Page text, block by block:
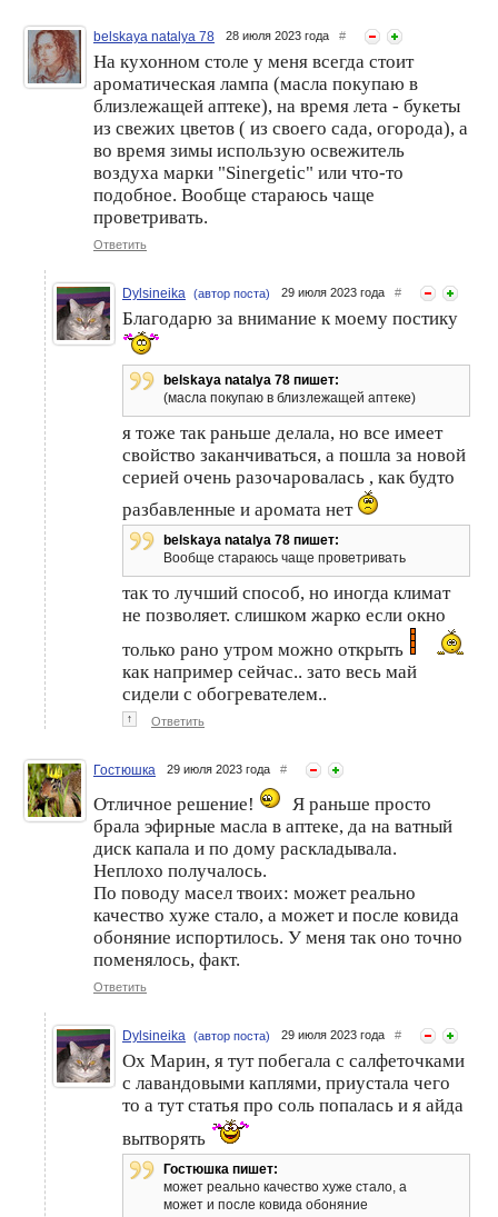
belskaya natalya 78 28 июля 2023 года #
На кухонном столе у меня всегда стоит
ароматическая лампа (масла покупаю в
близлежащей аптеке), на время лета - букеты
из свежих цветов ( из своего сада, огорода), а
во время зимы использую освежитель
воздуха марки "Sinergetic" или что-то
подобное. Вообще стараюсь чаще
проветривать.
Ответить
Dylsineika (автор поста) 29 июля 2023 года #
Благодарю за внимание к моему постику
belskaya natalya 78 пишет:
(масла покупаю в близлежащей аптеке)
я тоже так раньше делала, но все имеет
свойство заканчиваться, а пошла за новой
серией очень разочаровалась , как будто
разбавленные и аромата нет
belskaya natalya 78 пишет:
Вообще стараюсь чаще проветривать
так то лучший способ, но иногда климат
не позволяет. слишком жарко если окно
только рано утром можно открыть
как например сейчас.. зато весь май
сидели с обогревателем..
↑ Ответить
Гостюшка 29 июля 2023 года #
Отличное решение!
Я раньше просто
брала эфирные масла в аптеке, да на ватный
диск капала и по дому раскладывала.
Неплохо получалось.
По поводу масел твоих: может реально
качество хуже стало, а может и после ковида
обоняние испортилось. У меня так оно точно
поменялось, факт.
Ответить
Dylsineika (автор поста) 29 июля 2023 года #
Ох Марин, я тут побегала с салфеточками
с лавандовыми каплями, приустала чего
то а тут статья про соль попалась и я айда
вытворять
Гостюшка пишет:
может реально качество хуже стало, а
может и после ковида обоняние